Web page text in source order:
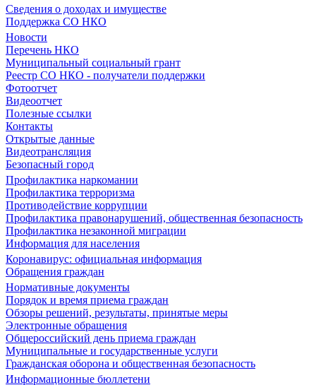
Сведения о доходах и имуществе
Поддержка СО НКО
Новости
Перечень НКО
Муниципальный социальный грант
Реестр СО НКО - получатели поддержки
Фотоотчет
Видеоотчет
Полезные ссылки
Контакты
Открытые данные
Видеотрансляция
Безопасный город
Профилактика наркомании
Профилактика терроризма
Противодействие коррупции
Профилактика правонарушений, общественная безопасность
Профилактика незаконной миграции
Информация для населения
Коронавирус: официальная информация
Обращения граждан
Нормативные документы
Порядок и время приема граждан
Обзоры решений, результаты, принятые меры
Электронные обращения
Общероссийский день приема граждан
Муниципальные и государственные услуги
Гражданская оборона и общественная безопасность
Информационные бюллетени